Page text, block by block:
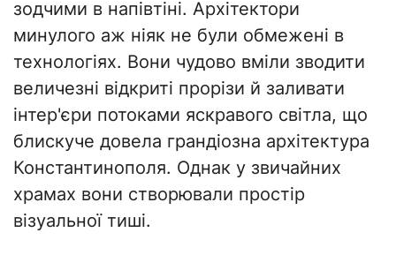
зодчими в напівтіні. Архітектори
минулого аж ніяк не були обмежені в
технологіях. Вони чудово вміли зводити
величезні відкриті прорізи й заливати
інтер'єри потоками яскравого світла, що
блискуче довела грандіозна архітектура
Константинополя. Однак у звичайних
храмах вони створювали простір
візуальної тиші.